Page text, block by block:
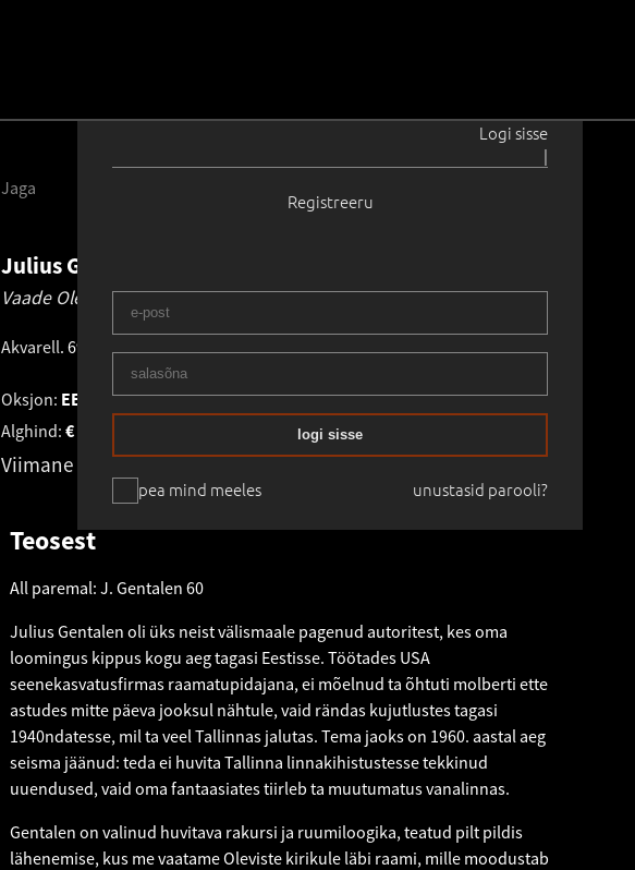
Logi sisse
|
Registreeru
pea mind meeles
logi sisse
unustasid parooli?
Julius Gentalen
Vaade Oleviste kirikule.1960
Akvarell. 69.0 × 48.0 cmRaamitud
Oksjon: EESTI KUNSTIKLASSIKA OKSJON: AJATUD VISIOONID04.11.2023
Alghind: €
Viimane pakkumine: 2 100
€
Teosest
All paremal: J. Gentalen 60
Julius Gentalen oli üks neist välismaale pagenud autoritest, kes oma
loomingus kippus kogu aeg tagasi Eestisse. Töötades USA
seenekasvatusfirmas raamatupidajana, ei mõelnud ta õhtuti molberti ette
astudes mitte päeva jooksul nähtule, vaid rändas kujutlustes tagasi
1940ndatesse, mil ta veel Tallinnas jalutas. Tema jaoks on 1960. aastal aeg
seisma jäänud: teda ei huvita Tallinna linnakihistustesse tekkinud
uuendused, vaid oma fantaasiates tiirleb ta muutumatus vanalinnas.
Gentalen on valinud huvitava rakursi ja ruumiloogika, teatud pilt pildis
lähenemise, kus me vaatame Oleviste kirikule läbi raami, mille moodustab
Jaga